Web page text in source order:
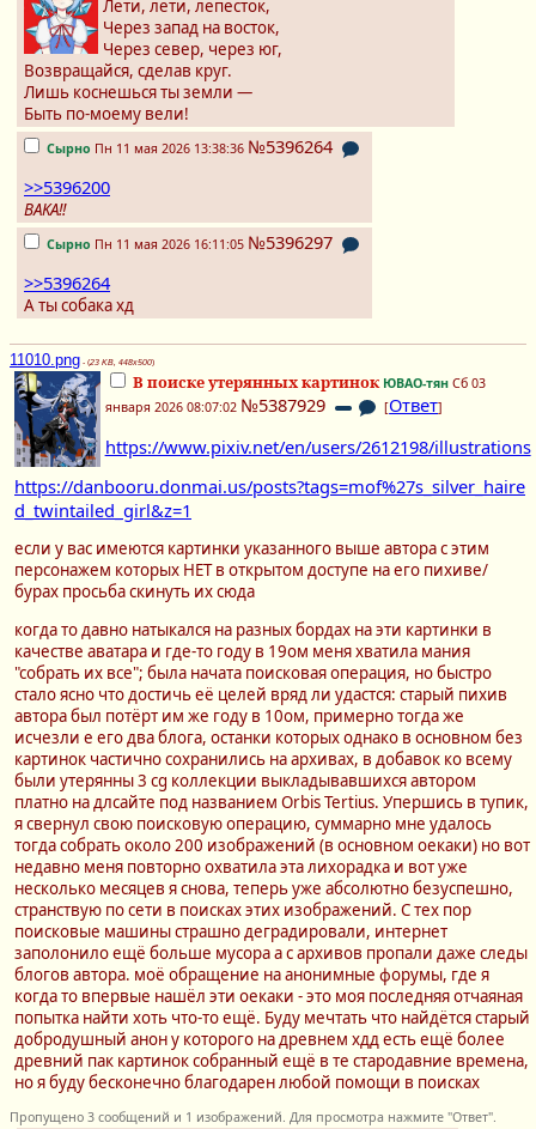
Лети, лети, лепесток,
Через запад на восток,
Через север, через юг,
Возвращайся, сделав круг.
Лишь коснешься ты земли —
Быть по-моему вели!
Сырно Пн 11 мая 2026 13:38:36 №5396264
>>5396200
BAKA!!
Сырно Пн 11 мая 2026 16:11:05 №5396297
>>5396264
А ты собака хд
11010.png - (23 KB, 448x500)
В поиске утерянных картинок ЮВАО-тянСб 03
января 2026 08:07:02 №5387929 [Ответ]
https://www.pixiv.net/en/users/2612198/illustrations
https://danbooru.donmai.us/posts?tags=mof%27s_silver_haire
d_twintailed_girl&z=1
если у вас имеются картинки указанного выше автора с этим
персонажем которых НЕТ в открытом доступе на его пихиве/
бурах просьба скинуть их сюда
когда то давно натыкался на разных бордах на эти картинки в
качестве аватара и где-то году в 19ом меня хватила мания
"собрать их все"; была начата поисковая операция, но быстро
стало ясно что достичь её целей вряд ли удастся: старый пихив
автора был потёрт им же году в 10ом, примерно тогда же
исчезли е его два блога, останки которых однако в основном без
картинок частично сохранились на архивах, в добавок ко всему
были утерянны 3 cg коллекции выкладывавшихся автором
платно на длсайте под названием Orbis Tertius. Упершись в тупик,
я свернул свою поисковую операцию, суммарно мне удалось
тогда собрать около 200 изображений (в основном оекаки) но вот
недавно меня повторно охватила эта лихорадка и вот уже
несколько месяцев я снова, теперь уже абсолютно безуспешно,
странствую по сети в поисках этих изображений. С тех пор
поисковые машины страшно деградировали, интернет
заполонило ещё больше мусора а с архивов пропали даже следы
блогов автора. моё обращение на анонимные форумы, где я
когда то впервые нашёл эти оекаки - это моя последняя отчаяная
попытка найти хоть что-то ещё. Буду мечтать что найдётся старый
добродушный анон у которого на древнем хдд есть ещё более
древний пак картинок собранный ещё в те стародавние времена,
но я буду бесконечно благодарен любой помощи в поисках
Пропущено 3 сообщений и 1 изображений. Для просмотра нажмите "Ответ".